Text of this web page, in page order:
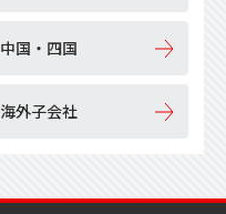
中国・四国
海外子会社